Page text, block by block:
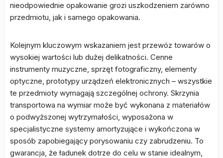
nieodpowiednie opakowanie grozi uszkodzeniem zarówno
przedmiotu, jak i samego opakowania.
Kolejnym kluczowym wskazaniem jest przewóz towarów o
wysokiej wartości lub dużej delikatności. Cenne
instrumenty muzyczne, sprzęt fotograficzny, elementy
optyczne, prototypy urządzeń elektronicznych – wszystkie
te przedmioty wymagają szczególnej ochrony. Skrzynia
transportowa na wymiar może być wykonana z materiałów
o podwyższonej wytrzymałości, wyposażona w
specjalistyczne systemy amortyzujące i wykończona w
sposób zapobiegający porysowaniu czy zabrudzeniu. To
gwarancja, że ładunek dotrze do celu w stanie idealnym,